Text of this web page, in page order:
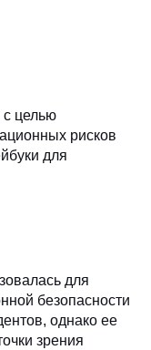
с целью
рисков
для
для
безопасности
однако ее
зрения